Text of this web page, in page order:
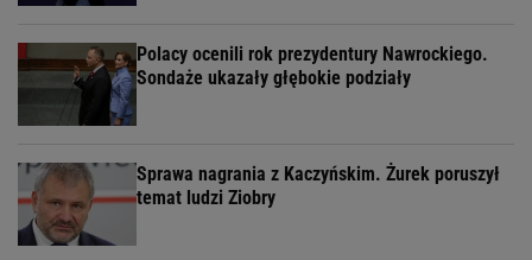
Polacy ocenili rok prezydentury Nawrockiego.
Sondaże ukazały głębokie podziały
Sprawa nagrania z Kaczyńskim. Żurek poruszył
temat ludzi Ziobry